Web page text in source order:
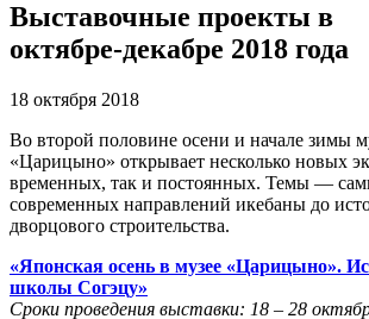
Выставочные проекты в
октябре‑декабре 2018 года
18 октября 2018
Во второй половине осени и начале зимы
«Царицыно» открывает несколько новых
временных, так и постоянных. Темы —
современных направлений икебаны до
дворцового строительства.
«Японская осень в музее «Царицыно».
школы Согэцу»
Сроки проведения выставки: 18 – 28